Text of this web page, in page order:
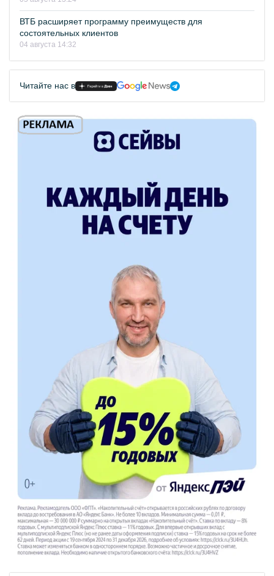
ВТБ расширяет программу преимуществ для
состоятельных клиентов
04 августа 14:32
Читайте нас в